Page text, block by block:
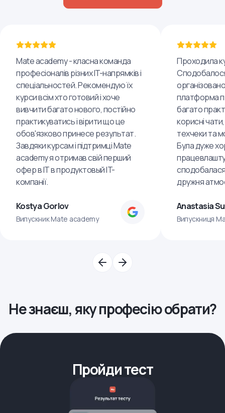
Mate academy - класна команда
професіоналів різних IT-напрямків і
спеціальностей. Рекомендую їх
курси всім хто готовий і хоче
вивчити багато нового, постійно
практикуватись і вірити що це
обов'язково принесе результат.
Завдяки курсам і підтримці Mate
academy я отримав свій перший
офер в IT в продуктовый IT-
компанії.
Kostya Gorlov
Випускник Mate academy
Проходила
платформа
багато
корисні
техчеки та
Була дуже
дружня
Anastasia
Випускниця
Не знаєш, яку професію обрати?
Пройди тест